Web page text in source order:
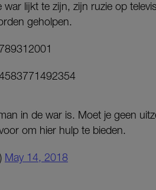
lijkt te zijn, zijn ruzie op
geholpen.
in de war is. Moet je geen
om hier hulp te bieden.
May 14, 2018